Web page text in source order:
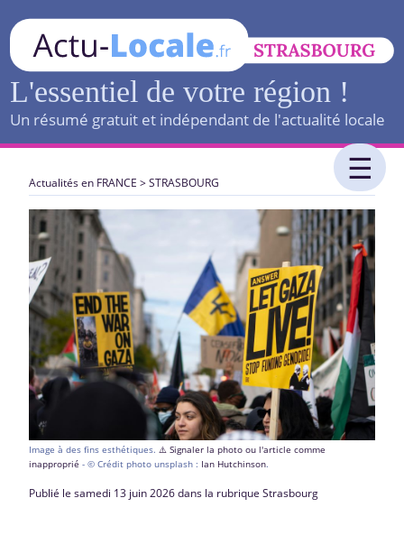
L'essentiel de votre région !
Un résumé gratuit et indépendant de l'actualité locale
Actualités en FRANCE >STRASBOURG
Image à des fins esthétiques. ⚠️ Signaler la photo ou l'article comme
inapproprié - © Crédit photo unsplash : Ian Hutchinson.
Publié le samedi 13 juin 2026 dans la rubrique Strasbourg